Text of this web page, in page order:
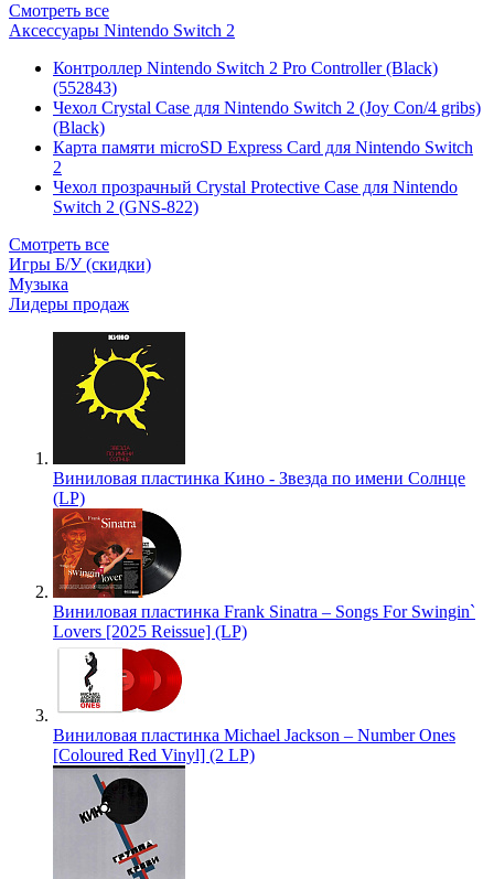
Смотреть все
Аксессуары Nintendo Switch 2
Контроллер Nintendo Switch 2 Pro Controller (Black)
(552843)
Чехол Сrystal Сase для Nintendo Switch 2 (Joy Con/4 gribs)
(Black)
Карта памяти microSD Express Card для Nintendo Switch
2
Чехол прозрачный Crystal Protective Case для Nintendo
Switch 2 (GNS-822)
Смотреть все
Игры Б/У (скидки)
Музыка
Лидеры продаж
Виниловая пластинка Кино - Звезда по имени Солнце
(LP)
Виниловая пластинка Frank Sinatra – Songs For Swingin`
Lovers [2025 Reissue] (LP)
Виниловая пластинка Michael Jackson – Number Ones
[Coloured Red Vinyl] (2 LP)